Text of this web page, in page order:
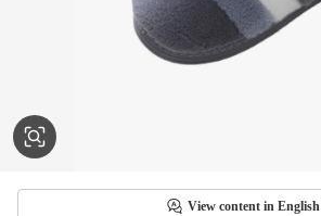
View content in English